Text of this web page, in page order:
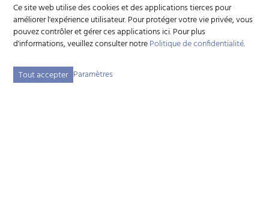
Ce site web utilise des cookies et des applications tierces pour
améliorer l'expérience utilisateur. Pour protéger votre vie privée, vous
pouvez contrôler et gérer ces applications ici.Pour plus
d'informations, veuillez consulter notrePolitique de confidentialité.
Tout accepter Paramètres